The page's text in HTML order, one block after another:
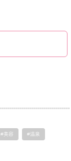
#美容 #温泉